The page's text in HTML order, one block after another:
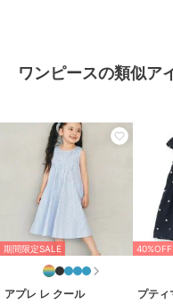
26春夏アイテム
den】
楽しいことも、おいしい時
やさしい気持ちになれるハ
あたたかなカラーを散りばめ
大切な人と想いを共有でき
【2026 SPRING SUMMER
に-】
すてきな一日を願う気持ちを
ワンピースの類似ア
期間限定SALE
アプレ レ クール
40%OFF
プティ